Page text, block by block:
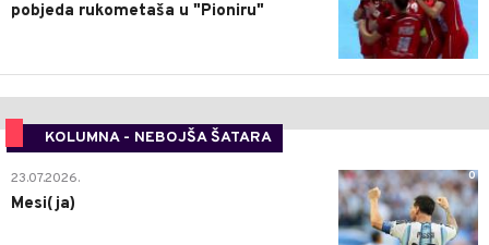
pobjeda rukometaša u "Pioniru"
KOLUMNA - NEBOJŠA ŠATARA
0
23.07.2026.
Mesi(ja)